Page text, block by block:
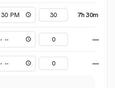
7h 30m
—
—